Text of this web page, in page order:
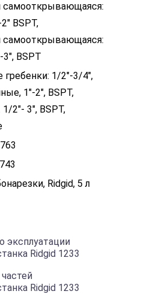
самооткрывающаяся:
BSPT,
самооткрывающаяся:
3", BSPT
гребенки: 1/2"-3/4",
1"-2", BSPT,
2"- 3", BSPT,
Ridgid, 5 л
эксплуатации
Ridgid 1233
Ridgid 1233